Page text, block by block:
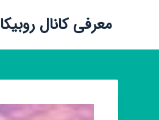
معرفی کانال روبیکا